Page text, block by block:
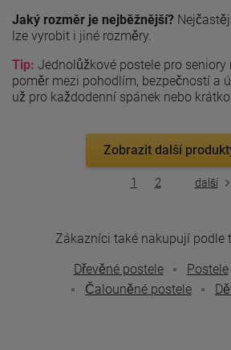
Jaký rozměr je nejběžnější?
lze vyrobit i jiné rozměry.
Tip: Jednolůžkové postele pro seniory
poměr mezi pohodlím, bezpečností a
už pro každodenní spánek nebo
Zobrazit další
2
1 další
Zákazníci také nakupují podle
Dřevěné postele
Postele
Čalouněné postele